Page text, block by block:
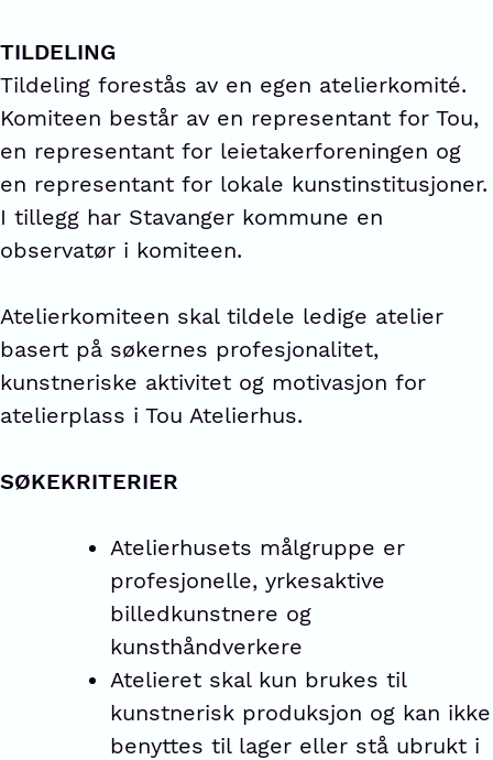
TILDELING
Tildeling forestås av en egen atelierkomité.
Komiteen består av en representant for Tou,
en representant for leietakerforeningen og
en representant for lokale kunstinstitusjoner.
I tillegg har Stavanger kommune en
observatør i komiteen.
Atelierkomiteen skal tildele ledige atelier
basert på søkernes profesjonalitet,
kunstneriske aktivitet og motivasjon for
atelierplass i Tou Atelierhus.
SØKEKRITERIER
Atelierhusets målgruppe er
profesjonelle, yrkesaktive
billedkunstnere og
kunsthåndverkere
Atelieret skal kun brukes til
kunstnerisk produksjon og kan ikke
benyttes til lager eller stå ubrukt i